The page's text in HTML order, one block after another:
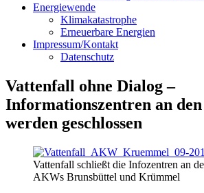
Energiewende
Klimakatastrophe
Erneuerbare Energien
Impressum/Kontakt
Datenschutz
Vattenfall ohne Dialog –
Informationszentren an
werden geschlossen
Vattenfall schließt die Infozentren an
AKWs Brunsbüttel und Krümmel